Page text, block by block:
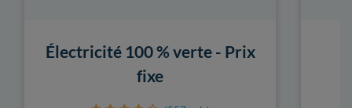
Électricité 100 % verte - Prix
fixe